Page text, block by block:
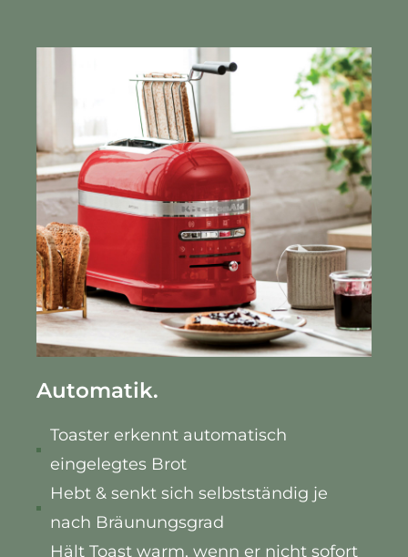
Automatik.
Toaster erkennt automatisch
eingelegtes Brot
Hebt & senkt sich selbstständig je
nach Bräunungsgrad
Hält Toast warm, wenn er nicht sofort